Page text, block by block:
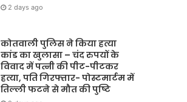
2 days ago
कोतवाली पुलिस ने किया हत्या
कांड का खुलासा – चंद रुपयों के
विवाद में पत्नी की पीट-पीटकर
हत्या, पति गिरफ्तार- पोस्टमार्टम में
तिल्ली फटने से मौत की पुष्टि